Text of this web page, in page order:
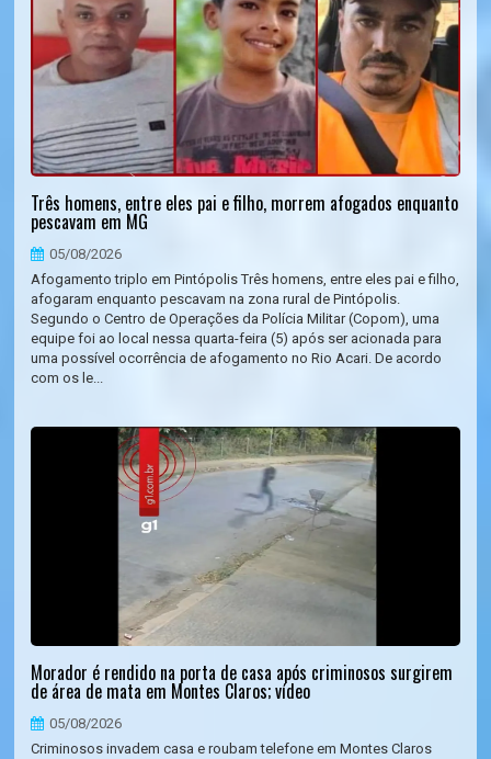
Três homens, entre eles pai e filho, morrem afogados enquanto
pescavam em MG
05/08/2026
Afogamento triplo em Pintópolis Três homens, entre eles pai e filho,
afogaram enquanto pescavam na zona rural de Pintópolis.
Segundo o Centro de Operações da Polícia Militar (Copom), uma
equipe foi ao local nessa quarta-feira (5) após ser acionada para
uma possível ocorrência de afogamento no Rio Acari. De acordo
com os le...
Morador é rendido na porta de casa após criminosos surgirem
de área de mata em Montes Claros; vídeo
05/08/2026
Criminosos invadem casa e roubam telefone em Montes Claros